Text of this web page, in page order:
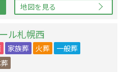
地図を見る
ル札幌西
家族葬 火葬
一般葬